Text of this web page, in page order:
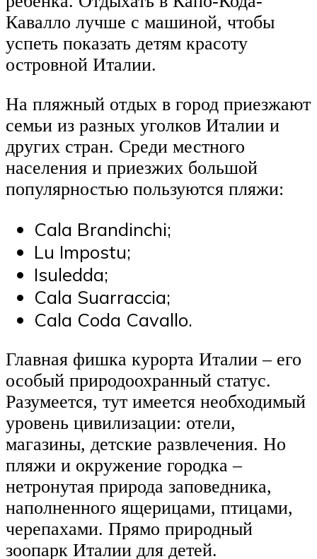
Кавалло лучше с машиной, чтобы
успеть показать детям красоту
островной Италии.
На пляжный отдых в город приезжают
семьи из разных уголков Италии и
других стран. Среди местного
населения и приезжих большой
популярностью пользуются пляжи:
Cala Brandinchi;
Lu Impostu;
Isuledda;
Cala Suarraccia;
Cala Coda Cavallo.
Главная фишка курорта Италии – его
особый природоохранный статус.
Разумеется, тут имеется необходимый
уровень цивилизации: отели,
магазины, детские развлечения. Но
пляжи и окружение городка –
нетронутая природа заповедника,
наполненного ящерицами, птицами,
черепахами. Прямо природный
зоопарк Италии для детей.